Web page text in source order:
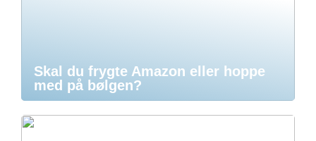
Skal du frygte Amazon eller hoppe
med på bølgen?